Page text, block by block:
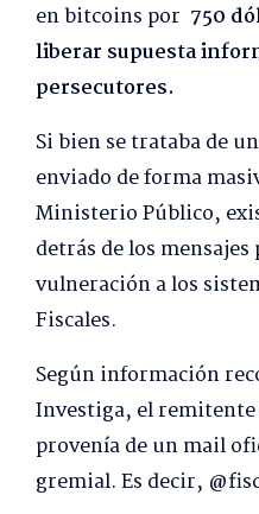
en bitcoins por 750
liberar supuesta
persecutores.
Si bien se trataba de
enviado de forma
Ministerio Público,
detrás de los
vulneración a los
Fiscales.
Según información
Investiga, el remitente
provenía de un mail
gremial. Es decir,